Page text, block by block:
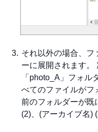
それ以外の場合、フ
ーに展開されます。
「photo_A」フォル
べてのファイルがフ
前のフォルダーが既
(2)、(アーカイブ名)